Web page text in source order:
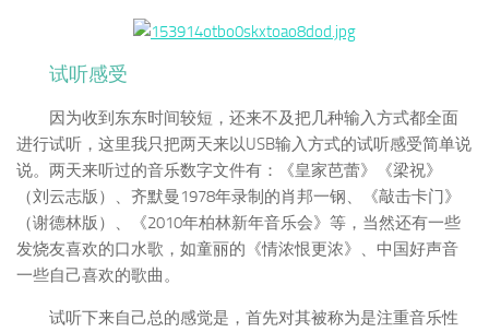
试听感受
因为收到东东时间较短，还来不及把几种输入方式都全面
进行试听，这里我只把两天来以USB输入方式的试听感受简单说
说。两天来听过的音乐数字文件有：《皇家芭蕾》《梁祝》
（刘云志版）、齐默曼1978年录制的肖邦一钢、《敲击卡门》
（谢德林版）、《2010年柏林新年音乐会》等，当然还有一些
发烧友喜欢的口水歌，如童丽的《情浓恨更浓》、中国好声音
一些自己喜欢的歌曲。
试听下来自己总的感觉是，首先对其被称为是注重音乐性